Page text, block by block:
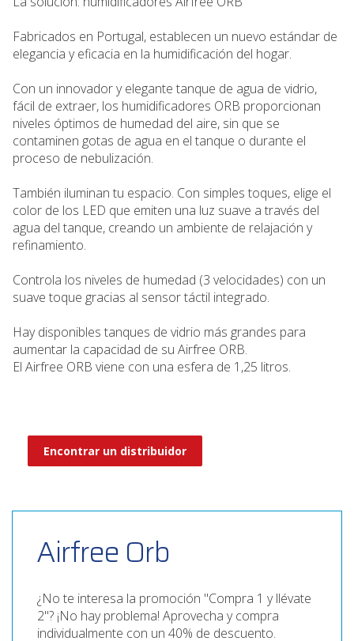
Fabricados en Portugal, establecen un nuevo estándar de
elegancia y eficacia en la humidificación del hogar.
Con un innovador y elegante tanque de agua de vidrio,
fácil de extraer, los humidificadores ORB proporcionan
niveles óptimos de humedad del aire, sin que se
contaminen gotas de agua en el tanque o durante el
proceso de nebulización.
También iluminan tu espacio. Con simples toques, elige el
color de los LED que emiten una luz suave a través del
agua del tanque, creando un ambiente de relajación y
refinamiento.
Controla los niveles de humedad (3 velocidades) con un
suave toque gracias al sensor táctil integrado.
Hay disponibles tanques de vidrio más grandes para
aumentar la capacidad de su Airfree ORB.
El Airfree ORB viene con una esfera de 1,25 litros.
Encontrar un distribuidor
Airfree Orb
¿No te interesa la promoción "Compra 1 y llévate
2"? ¡No hay problema! Aprovecha y compra
individualmente con un 40% de descuento.